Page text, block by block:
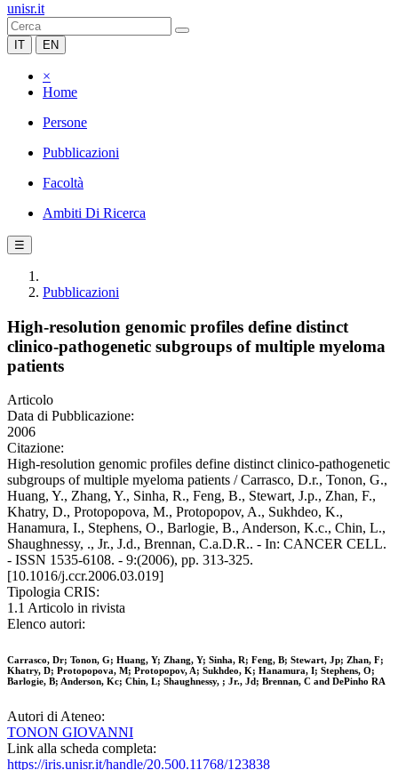
unisr.it
IT EN
×
Home
Persone
Pubblicazioni
Facoltà
Ambiti Di Ricerca
☰
Pubblicazioni
High-resolution genomic profiles define distinct
clinico-pathogenetic subgroups of multiple myeloma
patients
Articolo
Data di Pubblicazione:
2006
Citazione:
High-resolution genomic profiles define distinct clinico-pathogenetic
subgroups of multiple myeloma patients / Carrasco, D.r., Tonon, G.,
Huang, Y., Zhang, Y., Sinha, R., Feng, B., Stewart, J.p., Zhan, F.,
Khatry, D., Protopopova, M., Protopopov, A., Sukhdeo, K.,
Hanamura, I., Stephens, O., Barlogie, B., Anderson, K.c., Chin, L.,
Shaughnessy, ., Jr., J.d., Brennan, C.a.D.R.. - In: CANCER CELL.
- ISSN 1535-6108. - 9:(2006), pp. 313-325.
[10.1016/j.ccr.2006.03.019]
Tipologia CRIS:
1.1 Articolo in rivista
Elenco autori:
Carrasco, Dr; Tonon, G; Huang, Y; Zhang, Y; Sinha, R; Feng, B; Stewart, Jp; Zhan, F;
Khatry, D; Protopopova, M; Protopopov, A; Sukhdeo, K; Hanamura, I; Stephens, O;
Barlogie, B; Anderson, Kc; Chin, L; Shaughnessy, ; Jr., Jd; Brennan, C and DePinho RA
Autori di Ateneo:
TONON GIOVANNI
Link alla scheda completa:
https://iris.unisr.it/handle/20.500.11768/123838